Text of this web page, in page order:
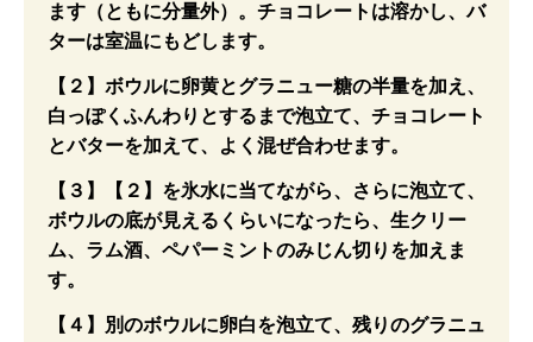
ます（ともに分量外）。チョコレートは溶かし、バ
ターは室温にもどします。
【２】ボウルに卵黄とグラニュー糖の半量を加え、
白っぽくふんわりとするまで泡立て、チョコレート
とバターを加えて、よく混ぜ合わせます。
【３】【２】を氷水に当てながら、さらに泡立て、
ボウルの底が見えるくらいになったら、生クリー
ム、ラム酒、ペパーミントのみじん切りを加えま
す。
【４】別のボウルに卵白を泡立て、残りのグラニュ